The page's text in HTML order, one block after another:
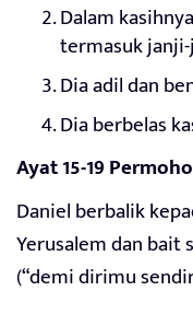
Dalam
termasuk
Dia adil dan
Dia berbelas
Ayat 15-19
Daniel berbalik
Yerusalem dan bait
(“demi dirimu